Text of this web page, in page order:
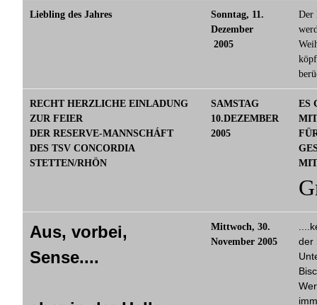
Liebling des Jahres
Sonntag, 11.
Dezember
2005
Der
RECHT HERZLICHE EINLADUNG
ZUR FEIER
DER RESERVE-MANNSCHÁFT
DES TSV CONCORDIA
STETTEN/RHÖN
SAMSTAG
10.DEZEMBER
2005
ES
Aus, vorbei,
Sense....
Mittwoch, 30.
November 2005
der